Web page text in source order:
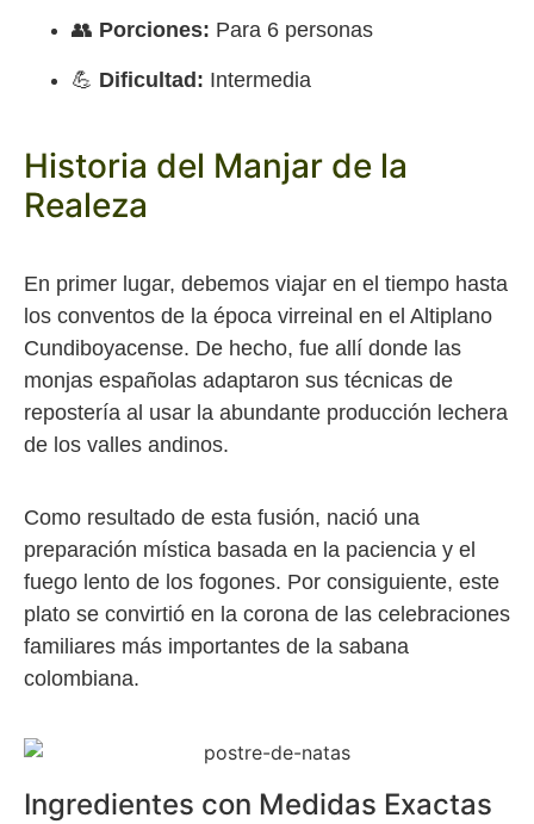
👥 Porciones: Para 6 personas
💪 Dificultad: Intermedia
Historia del Manjar de la
Realeza
En primer lugar, debemos viajar en el tiempo hasta
los conventos de la época virreinal en el Altiplano
Cundiboyacense. De hecho, fue allí donde las
monjas españolas adaptaron sus técnicas de
repostería al usar la abundante producción lechera
de los valles andinos.
Como resultado de esta fusión, nació una
preparación mística basada en la paciencia y el
fuego lento de los fogones. Por consiguiente, este
plato se convirtió en la corona de las celebraciones
familiares más importantes de la sabana
colombiana.
Ingredientes con Medidas Exactas